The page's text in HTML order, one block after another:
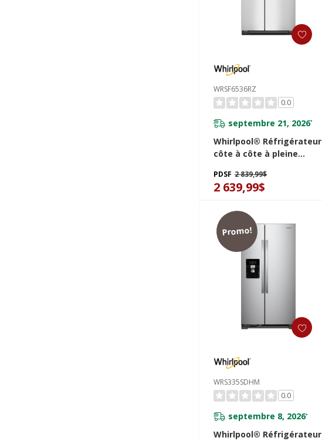
WRSF6536RZ
0.0
septembre 21, 2026*
Whirlpool® Réfrigérateur
côte à côte à pleine
préparation et de
rangement - 36 pi cu
PDSF 2 839,99$
2 639,99$
Promo!
WRS335SDHM
0.0
septembre 8, 2026*
Whirlpool® Réfrigérateur